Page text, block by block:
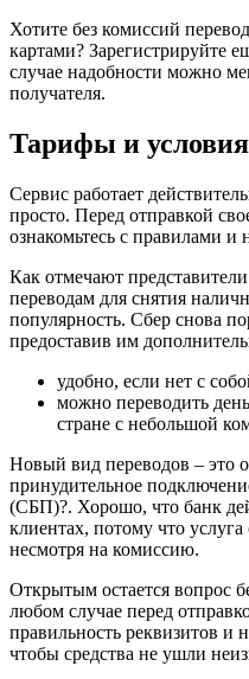
Хотите без комиссий
картами? Зарегистрируйте
случае надобности можно
получателя.
Тарифы и условия
Сервис работает
просто. Перед отправкой
ознакомьтесь с правилами и
Как отмечают
переводам для снятия
популярность. Сбер снова
предоставив им
удобно, если нет с
можно переводить
стране с небольшой
Новый вид переводов – это
принудительное
(СБП)?. Хорошо, что банк
клиентах, потому что услуга
несмотря на комиссию.
Открытым остается вопрос
любом случае перед
правильность реквизитов и
чтобы средства не ушли